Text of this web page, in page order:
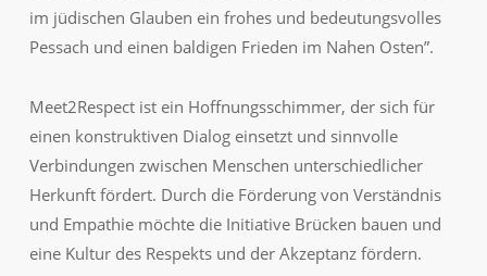
im jüdischen Glauben ein frohes und bedeutungsvolles
Pessach und einen baldigen Frieden im Nahen Osten”.
Meet2Respect ist ein Hoffnungsschimmer, der sich für
einen konstruktiven Dialog einsetzt und sinnvolle
Verbindungen zwischen Menschen unterschiedlicher
Herkunft fördert. Durch die Förderung von Verständnis
und Empathie möchte die Initiative Brücken bauen und
eine Kultur des Respekts und der Akzeptanz fördern.